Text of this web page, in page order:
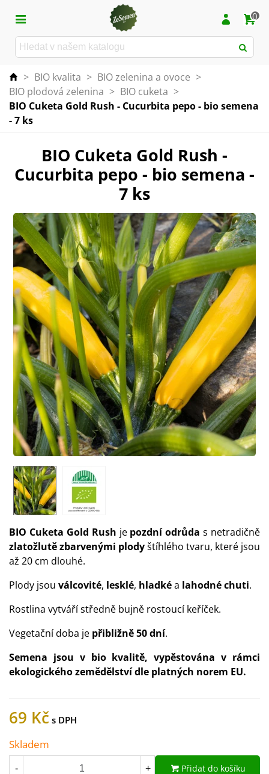
0
> BIO kvalita > BIO zelenina a ovoce >
BIO plodová zelenina > BIO cuketa >
BIO Cuketa Gold Rush - Cucurbita pepo - bio semena
- 7 ks
BIO Cuketa Gold Rush -
Cucurbita pepo - bio semena -
7 ks
BIO Cuketa Gold Rush jepozdní odrůda s netradičně
zlatožlutě zbarvenými plodyštíhlého tvaru, které jsou
až 20 cm dlouhé.
Plody jsou válcovité, lesklé, hladkéa lahodné chuti.
Rostlina vytváří středně bujně rostoucí keříček.
Vegetační doba je přibližně 50 dní.
Semena jsou v bio kvalitě, vypěstována v rámci
ekologického zemědělství dle platných norem EU.
69 Kč
Skladem
- + Přidat do košíku